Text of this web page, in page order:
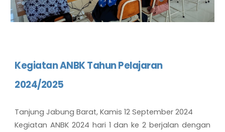
Kegiatan ANBK Tahun Pelajaran
2024/2025
Tanjung Jabung Barat, Kamis 12 September 2024
Kegiatan ANBK 2024 hari 1 dan ke 2 berjalan dengan